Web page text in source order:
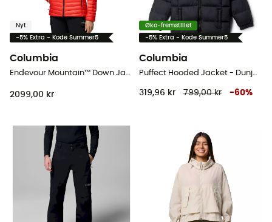
Nyt
-5% Extra - Kode Summer5
Columbia
Endevour Mountain™ Down Jacket - Dunjakke - Damer
2099,00 kr
Øko-fremstillet
-5% Extra - Kode Summer5
Columbia
Puffect Hooded Jacket - Dunjakke - Barn
319,96 kr 799,00 kr -60%